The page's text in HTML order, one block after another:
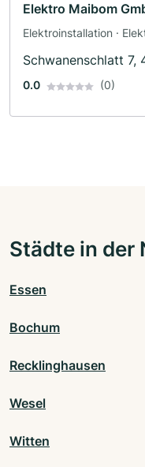
Elektro Maibom
Elektroinstallation ·
Schwanenschlatt 7,
0.0 (0)
Städte in der
Essen
Bochum
Recklinghausen
Wesel
Witten